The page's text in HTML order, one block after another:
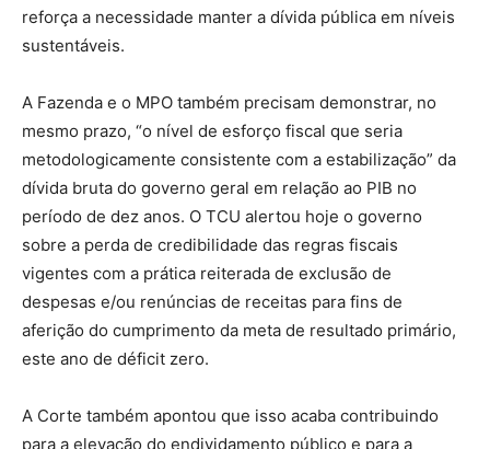
reforça a necessidade manter a dívida pública em níveis
sustentáveis.
A Fazenda e o MPO também precisam demonstrar, no
mesmo prazo, “o nível de esforço fiscal que seria
metodologicamente consistente com a estabilização” da
dívida bruta do governo geral em relação ao PIB no
período de dez anos. O TCU alertou hoje o governo
sobre a perda de credibilidade das regras fiscais
vigentes com a prática reiterada de exclusão de
despesas e/ou renúncias de receitas para fins de
aferição do cumprimento da meta de resultado primário,
este ano de déficit zero.
A Corte também apontou que isso acaba contribuindo
para a elevação do endividamento público e para a